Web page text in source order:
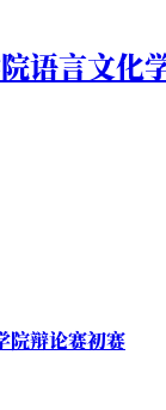
语言文化
院辩论赛初赛